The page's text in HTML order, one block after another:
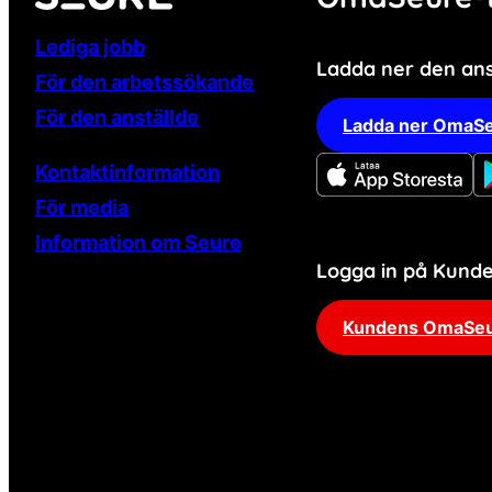
Lediga jobb
För den arbetssökande
För den anställde
Kontaktinformation
För media
Information om Seure
Ladda ner den
Ladda ner
Logga in på
Kundens